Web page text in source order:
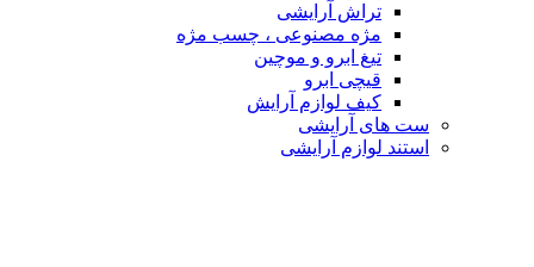
تراش آرایشی
مژه مصنوعی ، چسب مژه
تیغ ابرو و موچین
قیچی ابرو
کیف لوازم آرایش
ست های آرایشی
استند لوازم آرایشی